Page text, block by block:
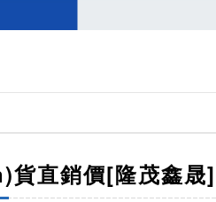
貨直銷價[隆茂鑫晟]